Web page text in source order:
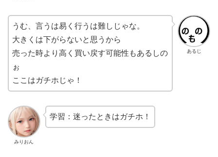
あるじ
うむ、言うは易く行うは難しじゃな。
大きくは下がらないと思うから
売った時より高く買い戻す可能性もあるしの
ぉ
ここはガチホじゃ！
みりおん
学習：迷ったときはガチホ！